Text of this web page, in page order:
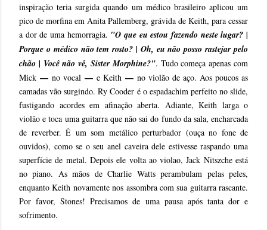
inspiração teria surgida quando um médico brasileiro aplicou um
pico de morfina em Anita Pallemberg, grávida de Keith, para cessar
a dor de uma hemorragia. "O que eu estou fazendo neste lugar? |
Porque o médico não tem rosto? | Oh, eu não posso rastejar pelo
chão | Você não vê, Sister Morphine?". Tudo começa apenas com
Mick — no vocal — e Keith — no violão de aço. Aos poucos as
camadas vão surgindo. Ry Cooder é o espadachim perfeito no slide,
fustigando acordes em afinação aberta. Adiante, Keith larga o
violão e toca uma guitarra que não sai do fundo da sala, encharcada
de reverber. É um som metálico perturbador (ouça no fone de
ouvidos), como se o seu anel caveira dele estivesse raspando uma
superfície de metal. Depois ele volta ao violao, Jack Nitszche está
no piano. As mãos de Charlie Watts perambulam pelas peles,
enquanto Keith novamente nos assombra com sua guitarra rascante.
Por favor, Stones! Precisamos de uma pausa após tanta dor e
sofrimento.